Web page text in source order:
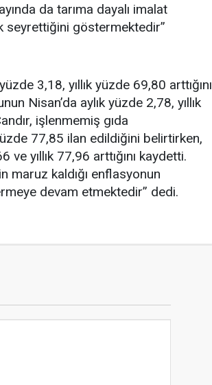
da tarıma dayalı imalat
seyrettiğini göstermektedir”
3,18, yıllık yüzde 69,80 arttığını
Nisan’da aylık yüzde 2,78, yıllık
işlenmemiş gıda
77,85 ilan edildiğini belirtirken,
yıllık 77,96 arttığını kaydetti.
maruz kaldığı enflasyonun
devam etmektedir” dedi.